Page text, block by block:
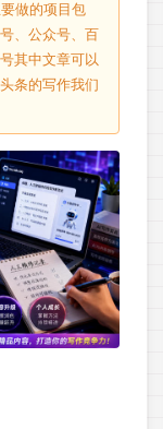
做的项目包
、公众号、百
其中文章可以
条的写作我们